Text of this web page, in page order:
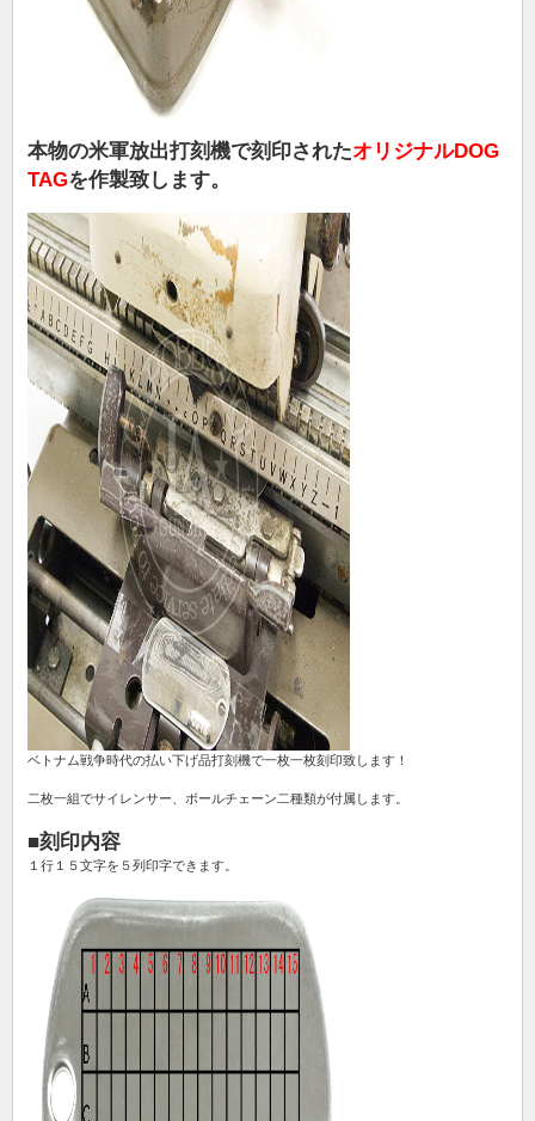
本物の米軍放出打刻機で刻印されたオリジナルDOG
TAGを作製致します。
ベトナム戦争時代の払い下げ品打刻機で一枚一枚刻印致します！
二枚一組でサイレンサー、ボールチェーン二種類が付属します。
■刻印内容
１行１５文字を５列印字できます。